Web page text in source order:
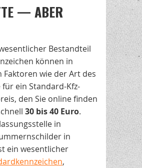
— ABER
Bestandteil
können in
Faktoren wie der Art des
für ein Standard-Kfz-
den Sie online finden
30 bis 40 Euro.
in
in
ein wesentlicher
,